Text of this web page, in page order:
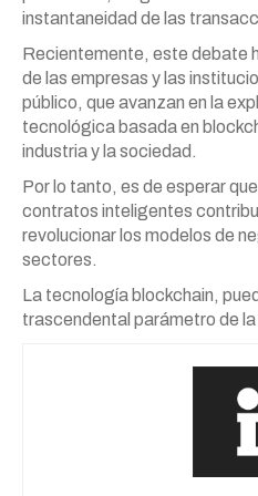
instantaneidad de las
Recientemente, este debate
de las empresas y las
público, que avanzan en la
tecnológica basada en
industria y la sociedad.
Por lo tanto, es de esperar
contratos inteligentes
revolucionar los modelos de
sectores.
La tecnología blockchain,
trascendental parámetro de